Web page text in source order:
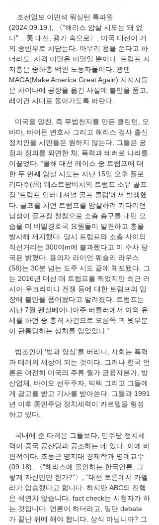
조선일보 이민석 워싱턴 특파원
(2024.09.19.), 〈"해리스 암살 시도는 왜 없
나"... 美 대선, 광기 속으로〉, 미국 대선이 거
의 종반부로 치닫는다. 아무리 용을 쓴다고 하
더라도, 자격 미달은 미달일 뿐이다. 트럼프 지
지층은 중하층 백인 노동자들이다. 광팬
MAGA(Make America Great Again) 지지자들
은 차이나에 공장을 옮긴 사실에 불만을 품고,
레이건 시대로 돌아가도록 바란다.
미국을 망친, 즉 무법천지를 만든 클린턴, 오
바마, 바이든 변호사 그리고 해리스 검사 출신
정치인을 시민들은 원하지 않는다. 그들은 공
정과 정의를 외면한 채, 폭력과 테러로 나라를
이끌었다. “올해 대선 레이스 중 트럼프에 대
한 두 번째 암살 시도는 지난 15일 오후 플로
리다주(州) 웨스트팜비치의 트럼프 소유 골프
장 ‘트럼프 인터내셔널 골프 클럽’에서 발생했
다. 골프를 치던 트럼프를 암살하려 기다리던
남성이 골프장 철창으로 소총 총구를 내민 모
습을 미 비밀경호국 요원들이 발견하고 총을
발사해 제지했다. 당시 트럼프와 소총 사이의
직선거리는 300여m에 불과했다고 미 수사 당
국은 밝혔다. 용의자 라이언 웨슬리 라우스
(58)는 30분 넘는 도주 시도 끝에 체포됐다. 그
는 2016년 대선 때 트럼프를 찍었지만 최근 러
시아·우크라이나 전쟁 등에 대한 트럼프의 입
장에 불만을 품어왔다고 알려졌다. 트럼프는
지난 7월 펜실베이니아주 버틀러에서 야외 유
세를 하던 중 총격 사건으로 오른쪽 귀 윗부분
이 관통당하는 상처를 입었었다.”
법조인이 ‘법과 양심’를 버리니, 사회는 폭력
과 테러의 세상이 되는 것이다. 그러나 한국 언
론은 여전히 미국의 주류 월가 금융자본가, 방
산업체, 바이오 선두주자, 빅텍 그리고 그들에
게 광고를 받고 기사를 받아쓴다. 그들과 1991
년 이후 美민주당 정치세력이 카르텔을 형성
하고 있다.
국내에 준 타격은 그들보다, 민주당 정치세
력이 중국 공산당과 공조하는 데 있다. 이에 비
판적이다. 조동근 명지대 경제학과 명예교수
(09.18), 〈"해리스에 올인하는 한국언론, 그
렇게 자신만만 한가?"〉, “대선 토론에서 카멜
라가 압승했다고 합니다. 하지만 ABC의 진행
은 석연치 않습니다. fact check는 시청자가 하
는 것입니다. 언론이 하더라고, 일단 debate
가 끝난 뒤에 해야 합니다. 상식 아닙니까? 그